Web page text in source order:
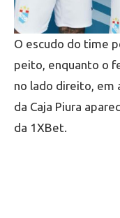
O escudo do time
peito, enquanto o
no lado direito, em
da Caja Piura
da 1XBet.